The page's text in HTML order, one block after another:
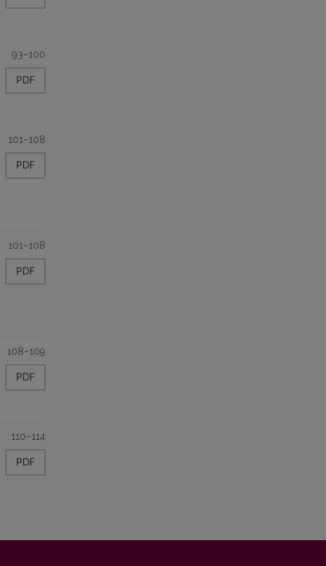
93–100
PDF
101–108
PDF
101–108
PDF
108–109
PDF
110–114
PDF